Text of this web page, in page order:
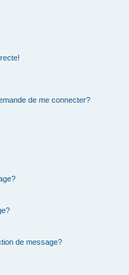
de me connecter?
de message?